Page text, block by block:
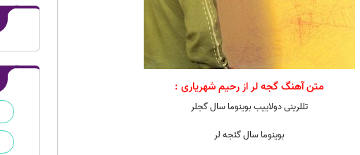
متن آهنگ گجه لر از رحیم شهریاری :
تللرینی دولاییببوینوما سال گجلر
بوینوما سال گئجه لر